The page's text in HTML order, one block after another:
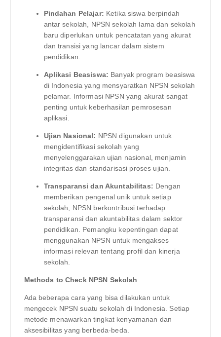
Pindahan Pelajar: Ketika siswa berpindah
antar sekolah, NPSN sekolah lama dan sekolah
baru diperlukan untuk pencatatan yang akurat
dan transisi yang lancar dalam sistem
pendidikan.
Aplikasi Beasiswa: Banyak program beasiswa
di Indonesia yang mensyaratkan NPSN sekolah
pelamar. Informasi NPSN yang akurat sangat
penting untuk keberhasilan pemrosesan
aplikasi.
Ujian Nasional: NPSN digunakan untuk
mengidentifikasi sekolah yang
menyelenggarakan ujian nasional, menjamin
integritas dan standarisasi proses ujian.
Transparansi dan Akuntabilitas: Dengan
memberikan pengenal unik untuk setiap
sekolah, NPSN berkontribusi terhadap
transparansi dan akuntabilitas dalam sektor
pendidikan. Pemangku kepentingan dapat
menggunakan NPSN untuk mengakses
informasi relevan tentang profil dan kinerja
sekolah.
Methods to Check NPSN Sekolah
Ada beberapa cara yang bisa dilakukan untuk
mengecek NPSN suatu sekolah di Indonesia. Setiap
metode menawarkan tingkat kenyamanan dan
aksesibilitas yang berbeda-beda.